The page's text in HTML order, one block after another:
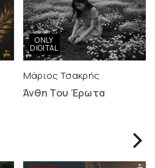
ONLY
DIGITAL
Μάριος Τσακρής
Άνθη Του Έρωτα